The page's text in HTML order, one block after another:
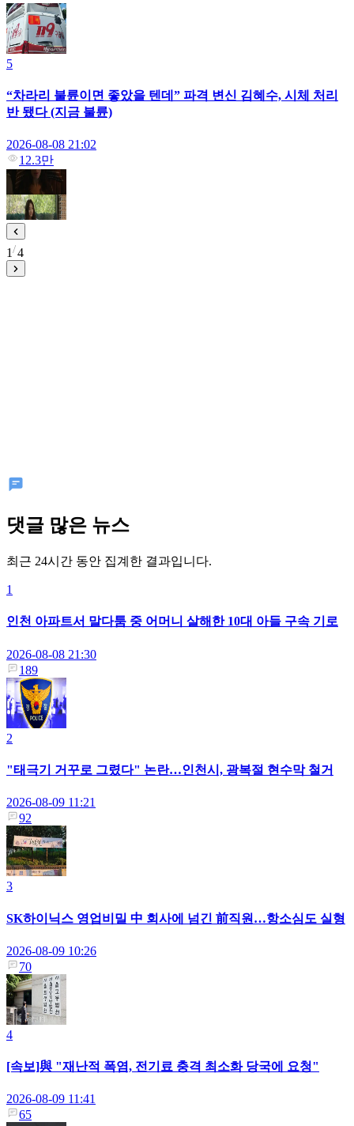
5
“차라리 불륜이면 좋았을 텐데” 파격 변신 김혜수, 시체 처리
반 됐다 (지금 불륜)
2026-08-08 21:02
12.3만
1 4
댓글 많은 뉴스
최근 24시간 동안 집계한 결과입니다.
1
인천 아파트서 말다툼 중 어머니 살해한 10대 아들 구속 기로
2026-08-08 21:30
189
2
"태극기 거꾸로 그렸다" 논란…인천시, 광복절 현수막 철거
2026-08-09 11:21
92
3
SK하이닉스 영업비밀 中 회사에 넘긴 前직원…항소심도 실형
2026-08-09 10:26
70
4
[속보]與 "재난적 폭염, 전기료 충격 최소화 당국에 요청"
2026-08-09 11:41
65